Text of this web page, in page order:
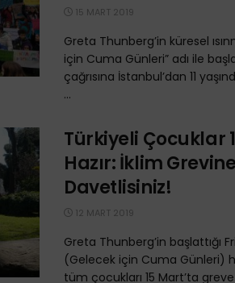
15 MART 2019
Greta Thunberg’in küresel
için Cuma Günleri” adı ile
çağrısına İstanbul’dan 11
...
Türkiyeli Çocuklar
Hazır: İklim Grevine
Davetlisiniz!
12 MART 2019
Greta Thunberg’in başlattığı
(Gelecek için Cuma Günleri)
tüm çocukları 15 Mart’ta